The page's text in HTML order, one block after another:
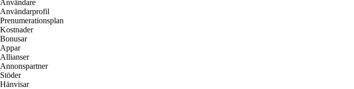
Användare
Användarprofil
Prenumerationsplan
Kostnader
Bonusar
Appar
Allianser
Annonspartner
Stöder
Hänvisar